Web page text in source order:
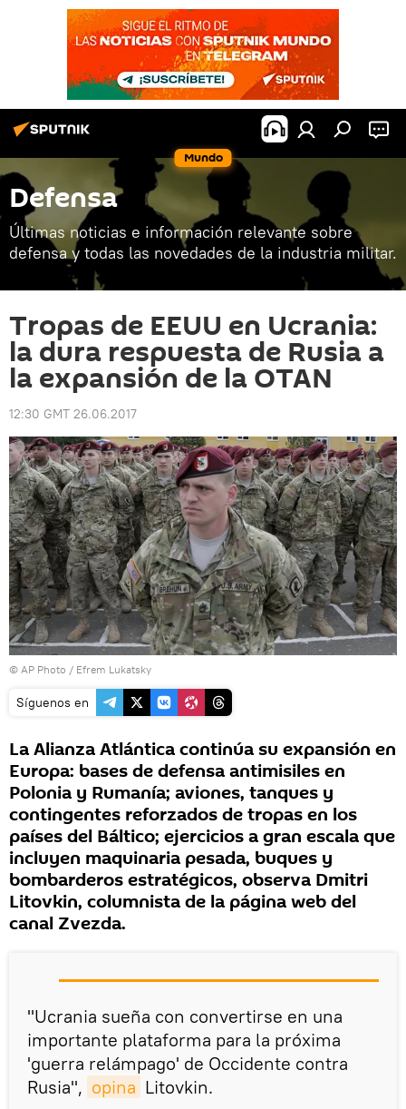
Mundo
Defensa
Últimas noticias e información relevante sobre
defensa y todas las novedades de la industria militar.
Tropas de EEUU en Ucrania:
la dura respuesta de Rusia a
la expansión de la OTAN
12:30 GMT 26.06.2017
© AP Photo / Efrem Lukatsky
Síguenos en
La Alianza Atlántica continúa su expansión en
Europa: bases de defensa antimisiles en
Polonia y Rumanía; aviones, tanques y
contingentes reforzados de tropas en los
países del Báltico; ejercicios a gran escala que
incluyen maquinaria pesada, buques y
bombarderos estratégicos, observa Dmitri
Litovkin, columnista de la página web del
canal Zvezda.
"Ucrania sueña con convertirse en una
importante plataforma para la próxima
'guerra relámpago' de Occidente contra
Rusia", opina Litovkin.